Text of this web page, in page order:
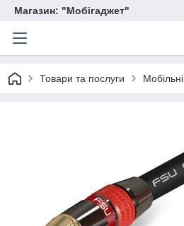
Магазин: "Мобігаджет"
Товари та послуги